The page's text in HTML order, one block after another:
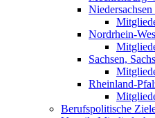
Nordrhein-
Sachsen,
Rheinland-
Berufspolitische